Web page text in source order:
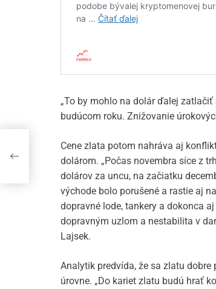
„To by mohlo na dolár ďalej
budúcom roku. Znižovanie
Cene zlata potom nahráva aj
dolárom. „Počas novembra síce z
dolárov za uncu, na začiatku
východe bolo porušené a rastie aj
dopravné lode, tankery a dokonca
dopravným uzlom a nestabilita v
Lajsek.
Analytik predvída, že sa zlatu
úrovne. „Do kariet zlatu budú hrať